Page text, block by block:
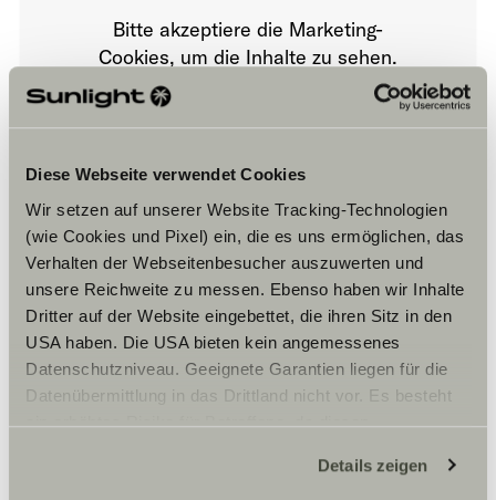
Diese Webseite verwendet Cookies
Wir setzen auf unserer Website Tracking-Technologien
(wie Cookies und Pixel) ein, die es uns ermöglichen, das
Verhalten der Webseitenbesucher auszuwerten und
unsere Reichweite zu messen. Ebenso haben wir Inhalte
Dritter auf der Website eingebettet, die ihren Sitz in den
USA haben. Die USA bieten kein angemessenes
Datenschutzniveau. Geeignete Garantien liegen für die
Datenübermittlung in das Drittland nicht vor. Es besteht
ein erhöhtes Risiko für Betroffene, da diesen
zustehen. Eingesetzte Dienstleister können Daten für
Details zeigen
Öffnungszeiten
Horaires d’ouverture de la concession
9h-12h / 14h-19h
Bitte akzeptiere die Marketing-
Cookies, um die Inhalte zu sehen.
Cookie-Einstellungen